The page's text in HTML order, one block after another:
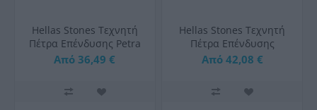
Hellas Stones Τεχνητή
Πέτρα Επένδυσης Petra
Blanky & Corner
Από 36,49 €
Hellas Stones Τεχνητή
Πέτρα Επένδυσης
Selena Blanky & Corner
Από 42,08 €